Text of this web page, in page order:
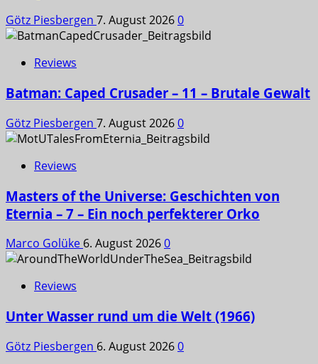
Götz Piesbergen 7. August 20260
Reviews
Batman: Caped Crusader – 11 – Brutale Gewalt
Götz Piesbergen 7. August 20260
Reviews
Masters of the Universe: Geschichten von
Eternia – 7 – Ein noch perfekterer Orko
Marco Golüke 6. August 20260
Reviews
Unter Wasser rund um die Welt (1966)
Götz Piesbergen 6. August 20260